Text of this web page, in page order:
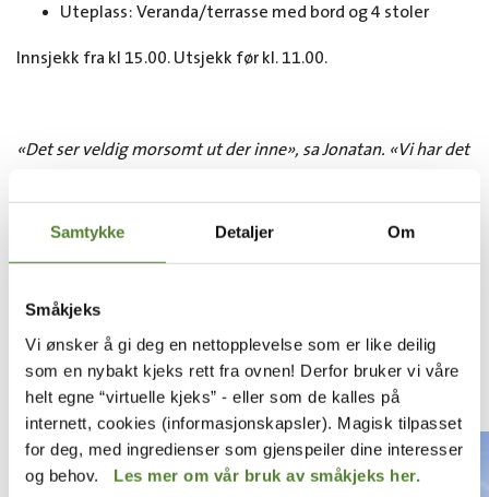
Samtykke Detaljer Om
Småkjeks
Vi ønsker å gi deg en nettopplevelse som er like deilig
som en nybakt kjeks rett fra ovnen! Derfor bruker vi våre
helt egne “virtuelle kjeks” - eller som de kalles på
internett, cookies (informasjonskapsler). Magisk tilpasset
for deg, med ingredienser som gjenspeiler dine interesser
og behov. Les mer om vår bruk av småkjeks her.
Uteplass: Veranda/terrasse med bord og 4 stoler
Innsjekk fra kl 15.00. Utsjekk før kl. 11.00.
«Det ser veldig morsomt ut der inne», sa Jonatan. «Vi har det
Kardemomme by»).
er så mange at det kan være vanskelig å få med
seg alle.